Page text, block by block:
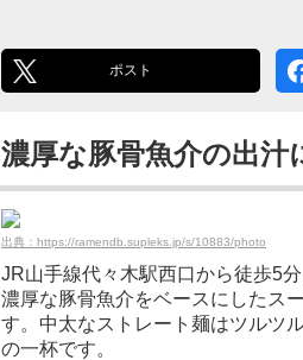
ポスト
濃厚な豚骨魚介の出汁
出典：https://ramendb.supleks.jp/s/10883/photo
JR山手線代々木駅西口から徒歩5分
濃厚な豚骨魚介をベースにしたス
す。中太なストレート麺はツルツ
の一杯です。